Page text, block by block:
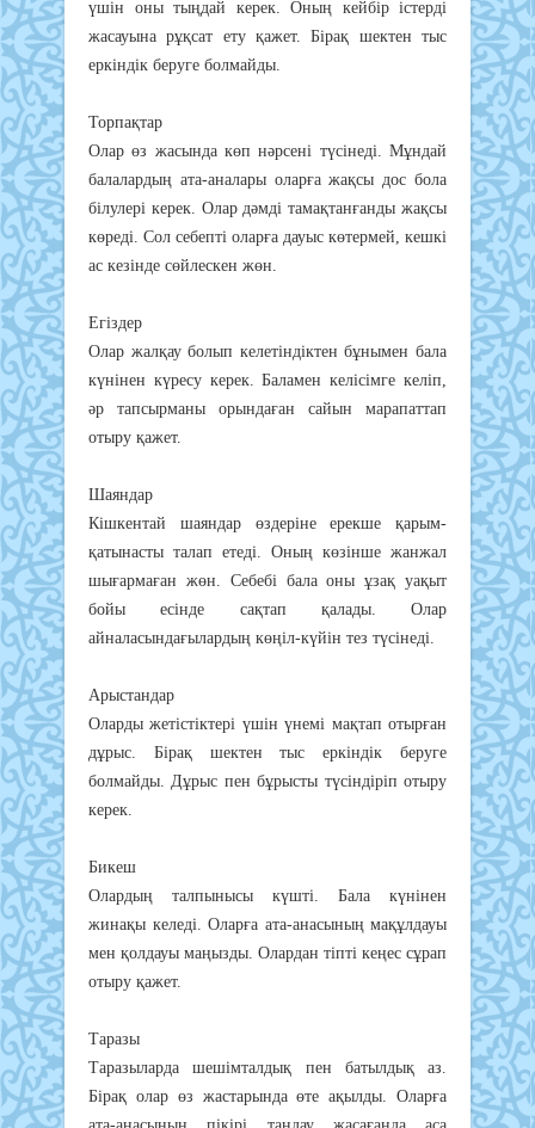
үшін оны тыңдай керек. Оның кейбір істерді
жасауына рұқсат ету қажет. Бірақ шектен тыс
еркіндік беруге болмайды.
Торпақтар
Олар өз жасында көп нәрсені түсінеді. Мұндай
балалардың ата-аналары оларға жақсы дос бола
білулері керек. Олар дәмді тамақтанғанды жақсы
көреді. Сол себепті оларға дауыс көтермей, кешкі
ас кезінде сөйлескен жөн.
Егіздер
Олар жалқау болып келетіндіктен бұнымен бала
күнінен күресу керек. Баламен келісімге келіп,
әр тапсырманы орындаған сайын марапаттап
отыру қажет.
Шаяндар
Кішкентай шаяндар өздеріне ерекше қарым-
қатынасты талап етеді. Оның көзінше жанжал
шығармаған жөн. Себебі бала оны ұзақ уақыт
бойы есінде сақтап қалады. Олар
айналасындағылардың көңіл-күйін тез түсінеді.
Арыстандар
Оларды жетістіктері үшін үнемі мақтап отырған
дұрыс. Бірақ шектен тыс еркіндік беруге
болмайды. Дұрыс пен бұрысты түсіндіріп отыру
керек.
Бикеш
Олардың талпынысы күшті. Бала күнінен
жинақы келеді. Оларға ата-анасының мақұлдауы
мен қолдауы маңызды. Олардан тіпті кеңес сұрап
отыру қажет.
Таразы
Таразыларда шешімталдық пен батылдық аз.
Бірақ олар өз жастарында өте ақылды. Оларға